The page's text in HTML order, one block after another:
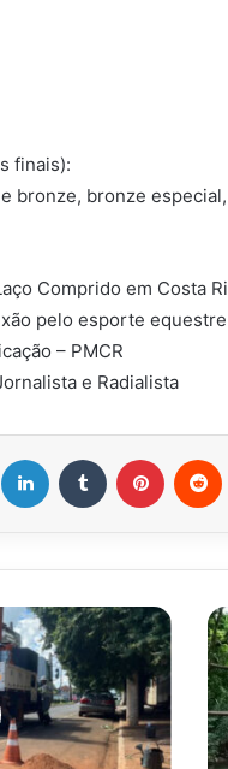
finais):
bronze, bronze
Comprido em Costa
pelo esporte
– PMCR
e Radialista
Linkedin Tumblr Pinterest